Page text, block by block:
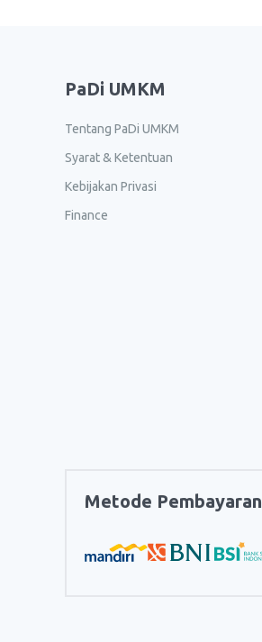
PaDi UMKM
Tentang PaDi UMKM
Syarat & Ketentuan
Kebijakan Privasi
Finance
Metode Pembayaran